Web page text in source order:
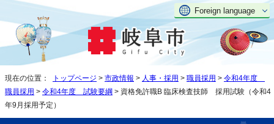
Foreign language
現在の位置： トップページ > 市政情報 > 人事・採用 > 職員採用 > 令和4年度
職員採用 > 令和4年度 試験要綱 > 資格免許職B 臨床検査技師 採用試験（令和4
年9月採用予定）